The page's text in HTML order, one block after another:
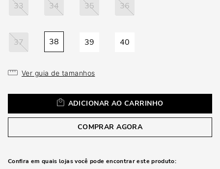
33 34 35 36
37 38 39 40
Ver guia de tamanhos
ADICIONAR AO CARRINHO
COMPRAR AGORA
Confira em quais lojas você pode encontrar este produto: